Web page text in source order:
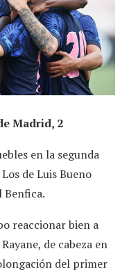
Madrid, 2
en la segunda
de Luis Bueno
Benfica.
reaccionar bien a
de cabeza en
del primer